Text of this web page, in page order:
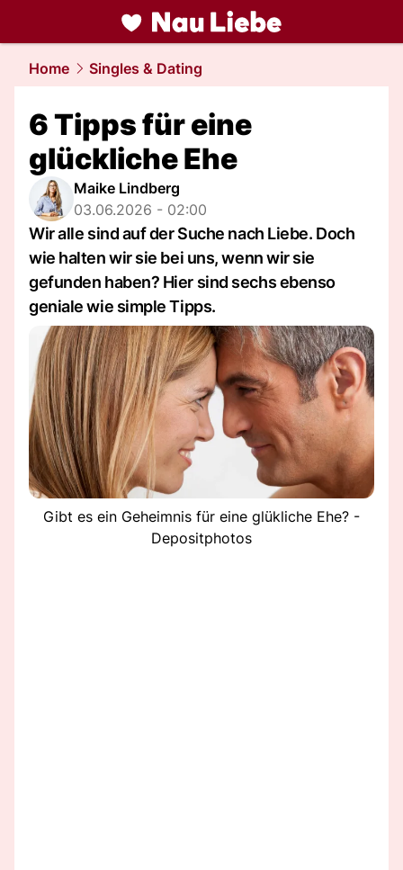
liebe.NAU.ch
Home Singles & Dating
6 Tipps für eine
glückliche Ehe
Maike Lindberg
03.06.2026 - 02:00
Wir alle sind auf der Suche nach Liebe. Doch
wie halten wir sie bei uns, wenn wir sie
gefunden haben? Hier sind sechs ebenso
geniale wie simple Tipps.
Gibt es ein Geheimnis für eine glükliche Ehe? -
Depositphotos